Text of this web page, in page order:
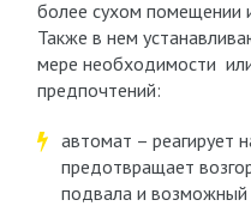
более сухом помещении
Также в нем
мере необходимости
предпочтений:
автомат – реагирует
предотвращает
подвала и